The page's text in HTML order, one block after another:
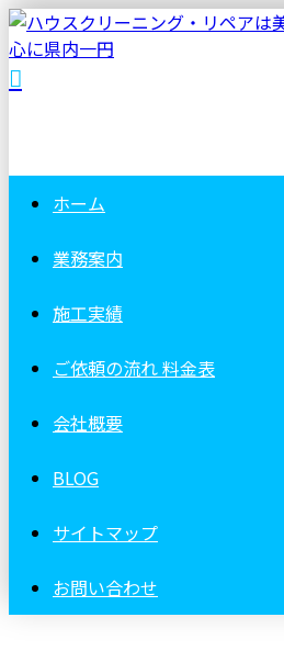
ホーム
業務案内
施工実績
ご依頼の流れ料金表
会社概要
BLOG
サイトマップ
お問い合わせ